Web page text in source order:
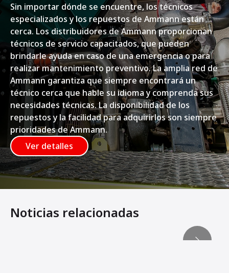
Sin importar dónde se encuentre, los técnicos
especializados y los repuestos de Ammann están
cerca. Los distribuidores de Ammann proporcionan
técnicos de servicio capacitados, que pueden
brindarle ayuda en caso de una emergencia o para
realizar mantenimiento preventivo. La amplia red de
Ammann garantiza que siempre encontrará un
técnico cerca que hable su idioma y comprenda sus
necesidades técnicas. La disponibilidad de los
repuestos y la facilidad para adquirirlos son siempre
prioridades de Ammann.
Ver detalles
Noticias relacionadas